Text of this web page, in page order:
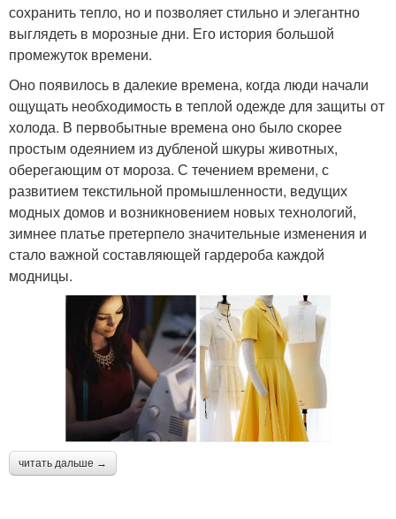
сохранить тепло, но и позволяет стильно и элегантно
выглядеть в морозные дни. Его история большой
промежуток времени.
Оно появилось в далекие времена, когда люди начали
ощущать необходимость в теплой одежде для защиты от
холода. В первобытные времена оно было скорее
простым одеянием из дубленой шкуры животных,
оберегающим от мороза. С течением времени, с
развитием текстильной промышленности, ведущих
модных домов и возникновением новых технологий,
зимнее платье претерпело значительные изменения и
стало важной составляющей гардероба каждой
модницы.
читать дальше →